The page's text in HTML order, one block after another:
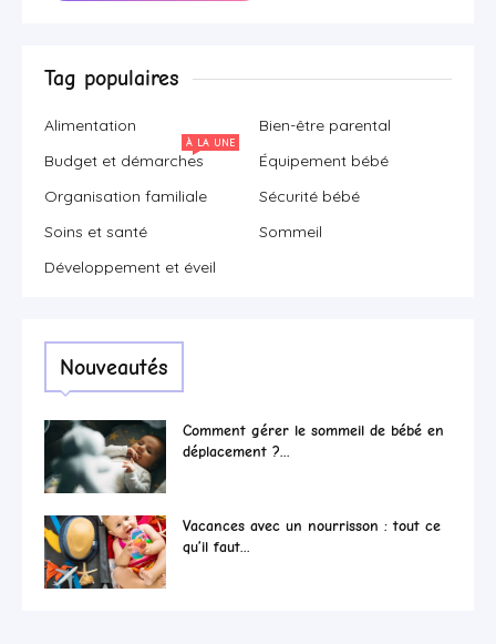
Tag populaires
Alimentation
Bien-être parental
Budget et démarches
À LA UNE
Équipement bébé
Organisation familiale
Sécurité bébé
Soins et santé
Sommeil
Développement et éveil
Nouveautés
Comment gérer le sommeil de bébé en
déplacement ?...
Vacances avec un nourrisson : tout ce
qu’il faut...